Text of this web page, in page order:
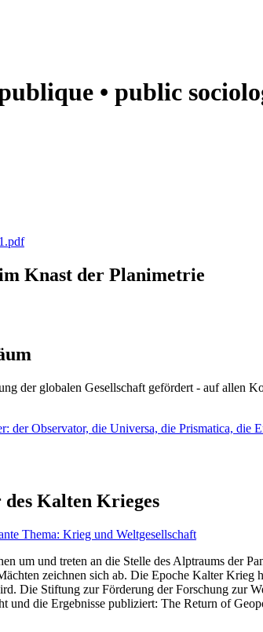
• public
Knast der Planimetrie
der globalen Gesellschaft gefördert - auf allen
der Observator, die Universa, die Prismatica, die
Kalten Krieges
Thema: Krieg und Weltgesellschaft
um und treten an die Stelle des Alptraums der
zeichnen sich ab. Die Epoche Kalter
Die Stiftung zur Förderung der Forschung zur
und die Ergebnisse publiziert: The Return of